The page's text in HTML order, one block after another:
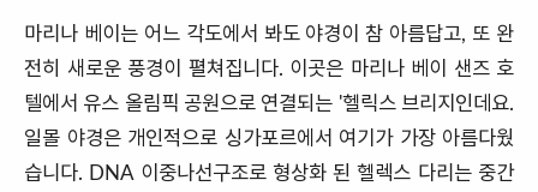
마리나 베이는 어느 각도에서 봐도 야경이 참 아름답고, 또 완
전히 새로운 풍경이 펼쳐집니다. 이곳은 마리나 베이 샌즈 호
텔에서 유스 올림픽 공원으로 연결되는 '헬릭스 브리지인데요.
일몰 야경은 개인적으로 싱가포르에서 여기가 가장 아름다웠
습니다. DNA 이중나선구조로 형상화 된 헬렉스 다리는 중간